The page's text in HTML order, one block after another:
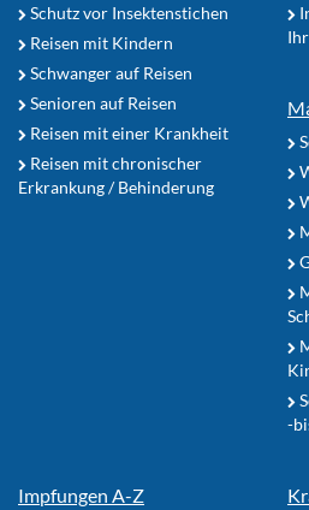
Schutz vor Insektenstichen
Reisen mit Kindern
Schwanger auf Reisen
Senioren auf Reisen
Reisen mit einer Krankheit
Reisen mit chronischer
Erkrankung / Behinderung
-
Impfungen A-Z